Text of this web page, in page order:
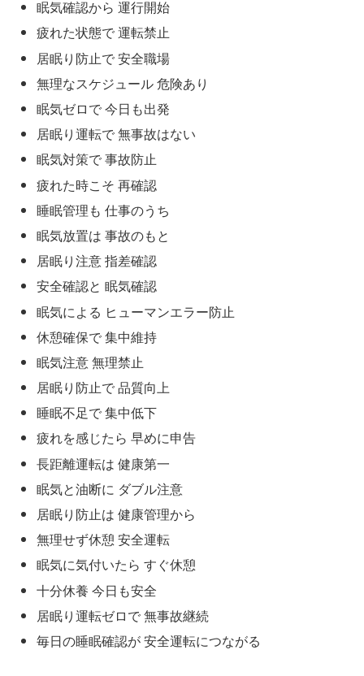
眠気確認から 運行開始
疲れた状態で 運転禁止
居眠り防止で 安全職場
無理なスケジュール 危険あり
眠気ゼロで 今日も出発
居眠り運転で 無事故はない
眠気対策で 事故防止
疲れた時こそ 再確認
睡眠管理も 仕事のうち
眠気放置は 事故のもと
居眠り注意 指差確認
安全確認と 眠気確認
眠気による ヒューマンエラー防止
休憩確保で 集中維持
眠気注意 無理禁止
居眠り防止で 品質向上
睡眠不足で 集中低下
疲れを感じたら 早めに申告
長距離運転は 健康第一
眠気と油断に ダブル注意
居眠り防止は 健康管理から
無理せず休憩 安全運転
眠気に気付いたら すぐ休憩
十分休養 今日も安全
居眠り運転ゼロで 無事故継続
毎日の睡眠確認が 安全運転につながる